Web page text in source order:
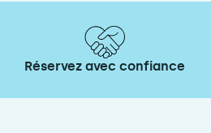
Réservez avec confiance